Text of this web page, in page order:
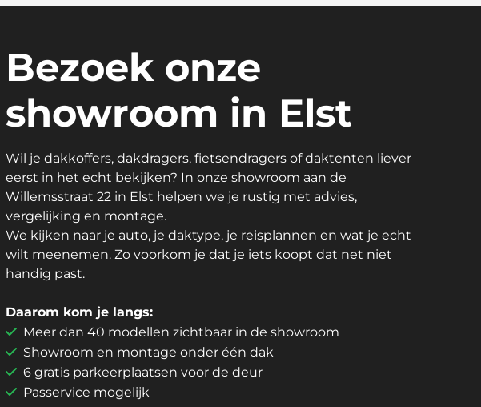
Bezoek onze
showroom in Elst
Wil je dakkoffers, dakdragers, fietsendragers of daktenten liever
eerst in het echt bekijken? In onze showroom aan de
Willemsstraat 22 in Elst helpen we je rustig met advies,
vergelijking en montage.
We kijken naar je auto, je daktype, je reisplannen en wat je echt
wilt meenemen. Zo voorkom je dat je iets koopt dat net niet
handig past.
Daarom kom je langs:
Meer dan 40 modellen zichtbaar in de showroom
Showroom en montage onder één dak
6 gratis parkeerplaatsen voor de deur
Passervice mogelijk